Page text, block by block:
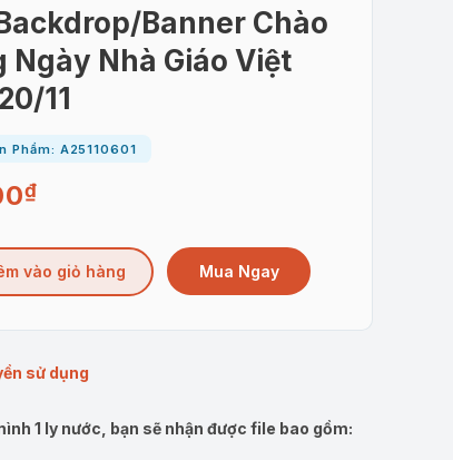
Banner Chào
Ngày Nhà Giáo Việt
11
Phẩm: A25110601
₫
vào giỏ hàng Mua Ngay
sử dụng
1 ly nước, bạn sẽ nhận được file bao gồm: